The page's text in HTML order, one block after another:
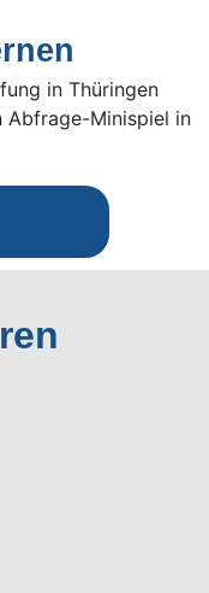
in Thüringen
Abfrage-Minispiel in